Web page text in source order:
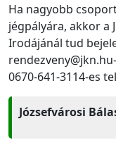
Ha nagyobb
jégpályára, akkor a
Irodájánál tud
0670-641-3114-es
Józsefvárosi